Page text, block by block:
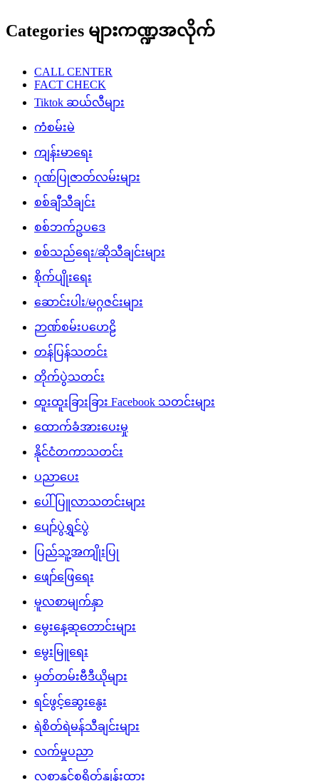
Categories များကဏ္ဍအလိုက်
CALL CENTER
FACT CHECK
Tiktok ဆယ်လီများ
ကံစမ်းမဲ
ကျန်းမာရေး
ဂုဏ်ပြုဇာတ်လမ်းများ
စစ်ချီသီချင်း
စစ်ဘက်ဥပဒေ
စစ်သည်ရေး/ဆိုသီချင်းများ
စိုက်ပျိုးရေး
ဆောင်းပါး/မဂ္ဂဇင်းများ
ဉာဏ်စမ်းပဟေဠိ
တန်ပြန်သတင်း
တိုက်ပွဲသတင်း
ထူးထူးခြားခြား Facebook သတင်းများ
ထောက်ခံအားပေးမှု
နိုင်ငံတကာသတင်း
ပညာပေး
ပေါ်ပြူလာသတင်းများ
ပျော်ပွဲရွှင်ပွဲ
ပြည်သူ့အကျိုးပြု
ဖျော်ဖြေရေး
မူလစာမျက်နှာ
မွေးနေ့ဆုတောင်းများ
မွေးမြူရေး
မှတ်တမ်းဗီဒီယိုများ
ရင်ဖွင့်ဆွေးနွေး
ရဲစိတ်ရဲမန်သီချင်းများ
လက်မှုပညာ
လစာနှင့်စရိတ်နှုန်းထား